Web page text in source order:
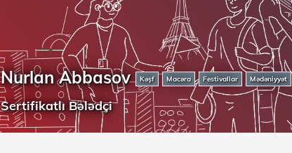
Nurlan Abbasov Kəşf Macəra Festivallar Mədəniyyət
Sertifikatlı Bələdçi